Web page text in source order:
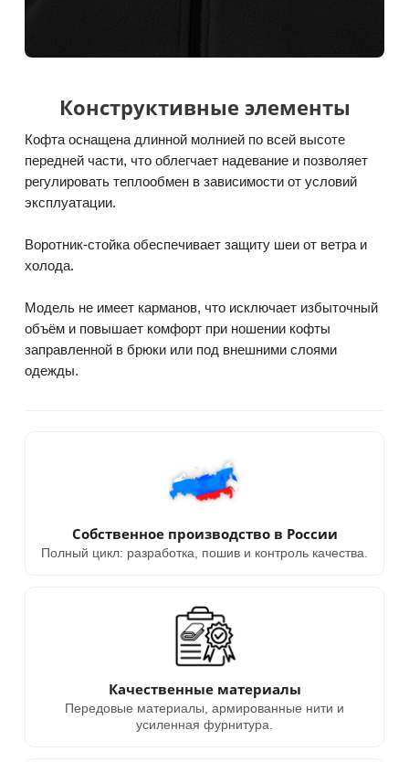
Конструктивные элементы
Кофта оснащена длинной молнией по всей высоте
передней части, что облегчает надевание и позволяет
регулировать теплообмен в зависимости от условий
эксплуатации.
Воротник-стойка обеспечивает защиту шеи от ветра и
холода.
Модель не имеет карманов, что исключает избыточный
объём и повышает комфорт при ношении кофты
заправленной в брюки или под внешними слоями
одежды.
Собственное производство в России
Полный цикл: разработка, пошив и контроль качества.
Качественные материалы
Передовые материалы, армированные нити и
усиленная фурнитура.